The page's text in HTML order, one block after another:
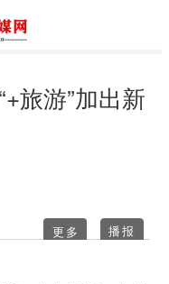
旅游”加出新
更多